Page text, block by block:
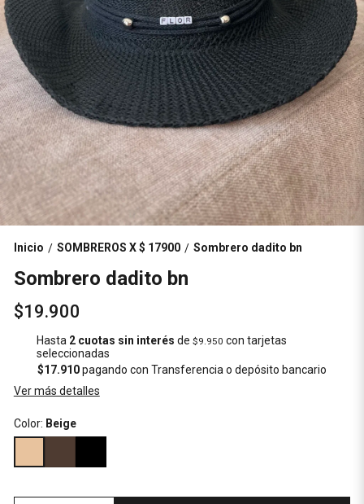
Inicio / SOMBREROS X $ 17900 / Sombrero dadito bn
Sombrero dadito bn
$19.900
Hasta 2 cuotas sin interés de $9.950 con tarjetas
seleccionadas
$17.910pagando con Transferencia o depósito bancario
Ver más detalles
Color: Beige